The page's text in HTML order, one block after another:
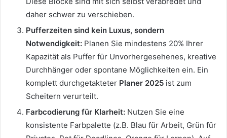
daher schwer zu verschieben.
Pufferzeiten sind kein Luxus, sondern
Notwendigkeit: Planen Sie mindestens 20% Ihrer
Kapazität als Puffer für Unvorhergesehenes, kreative
Durchhänger oder spontane Möglichkeiten ein. Ein
komplett durchgetakteter Planer 2025 ist zum
Scheitern verurteilt.
Farbcodierung für Klarheit: Nutzen Sie eine
konsistente Farbpalette (z.B. Blau für Arbeit, Grün für